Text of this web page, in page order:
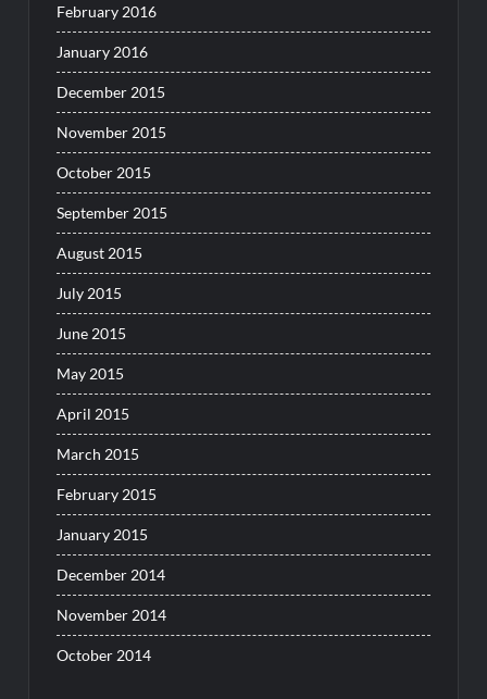
February 2016
January 2016
December 2015
November 2015
October 2015
September 2015
August 2015
July 2015
June 2015
May 2015
April 2015
March 2015
February 2015
January 2015
December 2014
November 2014
October 2014